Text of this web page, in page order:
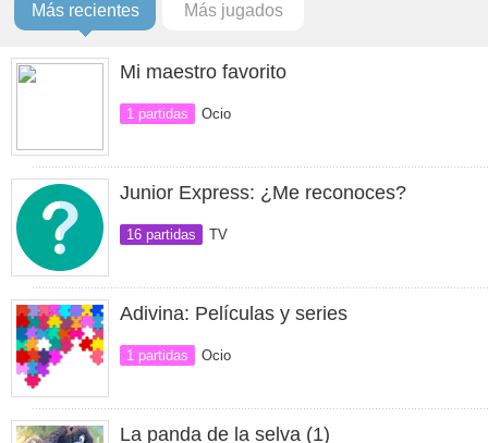
Más recientes Más jugados
Mi maestro favorito
1 partidas Ocio
Junior Express: ¿Me reconoces?
16 partidas TV
Adivina: Películas y series
1 partidas Ocio
La panda de la selva (1)